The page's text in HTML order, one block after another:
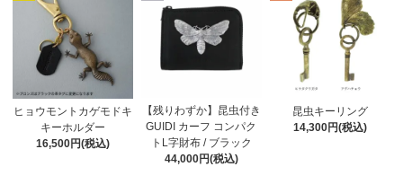
ヒョウモントカゲモドキ
キーホルダー
16,500円(税込)
【残りわずか】昆虫付き
GUIDI カーフ コンパク
トL字財布 / ブラック
44,000円(税込)
昆虫キーリング
14,300円(税込)